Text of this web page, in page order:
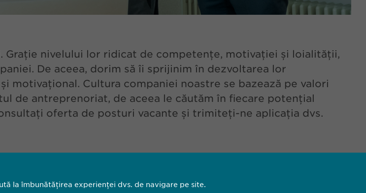
Grație nivelului lor ridicat de competențe, motivației și loialității,
De aceea, dorim să îi sprijinim în dezvoltarea lor
motivațional. Cultura companiei noastre se bazează pe valori
de antreprenoriat, de aceea le căutăm în fiecare potențial
oferta de posturi vacante și trimiteți-ne aplicația dvs.
la îmbunătățirea experienței dvs. de navigare pe site.